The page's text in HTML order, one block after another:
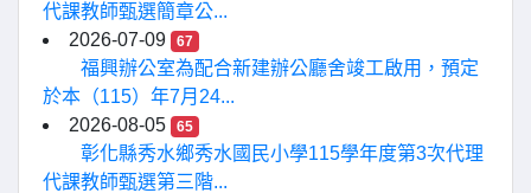
代課教師甄選簡章公...
2026-07-09
67
福興辦公室為配合新建辦公廳舍竣工啟用，預定
於本（115）年7月24...
2026-08-05
65
彰化縣秀水鄉秀水國民小學115學年度第3次代理
代課教師甄選第三階...